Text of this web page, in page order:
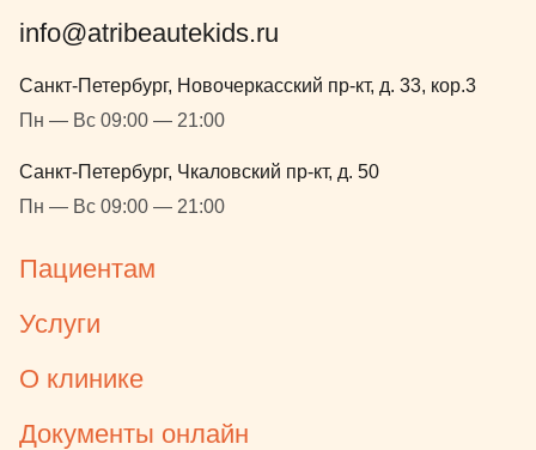
info@atribeautekids.ru
Санкт-Петербург, Новочеркасский пр-кт, д. 33, кор.3
Пн — Вс 09:00 — 21:00
Санкт-Петербург, Чкаловский пр-кт, д. 50
Пн — Вс 09:00 — 21:00
Пациентам
Услуги
О клинике
Документы онлайн